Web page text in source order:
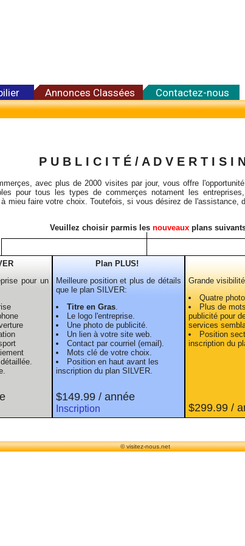
Annonces Classées Contactez-nous
P U B L I C I T É / A D V E R T I S I
avec plus de 2000 visites par jour, vous offre
pour tous les types de commerçes notament les
mieu faire votre choix. Toutefois, si vous désirez de l'assistance,
Veuillez choisir parmis les nouveauxplans
pour un
Plan PLUS!
Meilleure position et plus de détails
que le plan SILVER:
Titre en Gras.
Le logo l'entreprise.
Une photo de publicité.
Un lien à votre site web.
Contact par courriel (email).
Mots clé de votre choix.
Position en haut avant les
inscription du plan SILVER.
$149.99 / année
Inscription
Grande
Quatre
Plus de
publicité pour
services
Position
inscription du
$299.99 /
© visitez-nous.net